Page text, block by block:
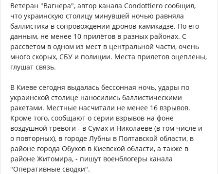
Ветеран "Вагнера", автор канала Condottiero сообщил,
что украинскую столицу минувшей ночью равняла
баллистика в сопровождении дронов-камикадзе. По его
данным, не менее 10 прилётов в разных районах. С
рассветом в одном из мест в центральной части, очень
много скорых, СБУ и полиции. Места прилетов оцеплены,
глушат связь.
В Киеве сегодня выдалась бессонная ночь, удары по
украинской столице наносились баллистическими
ракетами. Местные насчитали не менее 16 взрывов.
Кроме того, сообщают о серии взрывов на фоне
воздушной тревоги - в Сумах и Николаеве (в том числе и
о повторных), в городе Лубны в Полтавской области, в
районе города Обухов в Киевской области, а также в
районе Житомира, - пишут военблогеры канала
"Оперативные сводки".